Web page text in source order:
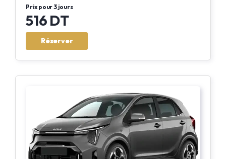
Prix pour 3 jours
516 DT
Réserver